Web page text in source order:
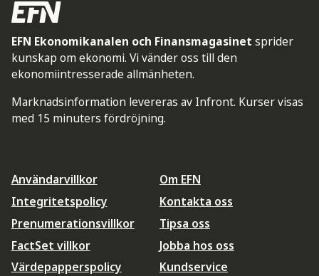
EFN Ekonomikanalen och Finansmagasinet sprider
kunskap om ekonomi. Vi vänder oss till den
ekonomiintresserade allmänheten.
Marknadsinformation levereras av Infront. Kurser visas
med 15 minuters fördröjning.
Användarvillkor
Integritetspolicy
Prenumerationsvillkor
FactSet villkor
Värdepapperspolicy
Om EFN
Kontakta oss
Tipsa oss
Jobba hos oss
Kundservice